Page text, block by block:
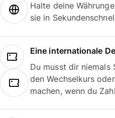
Halte deine
sie in
Eine internationale
Du musst dir niemals
den Wechselkurs
machen, wenn du